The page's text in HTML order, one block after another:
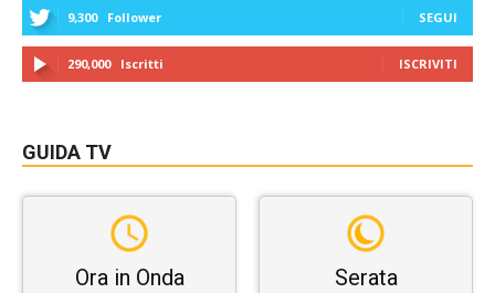
9,300 Follower SEGUI
290,000 Iscritti ISCRIVITI
GUIDA TV
Ora in Onda Serata